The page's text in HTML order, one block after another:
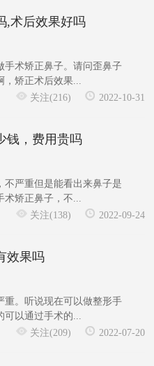
,术后效果好吗
手术矫正鼻子。请问歪鼻子
，矫正术后效果...
关注(216)
2022-10-31
钱，费用贵吗
不严重但是能看出来鼻子是
术矫正鼻子，不...
关注(138)
2022-09-24
效果吗
重。听说现在可以做整形手
以通过手术的...
关注(209)
2022-07-20